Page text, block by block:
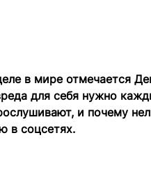
в мире отмечается
для себя нужно
и почему
в соцсетях.